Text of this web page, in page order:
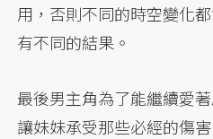
用，否則不同的時空變化
有不同的結果。
最後男主角為了能繼續愛
讓妹妹承受那些必經的傷